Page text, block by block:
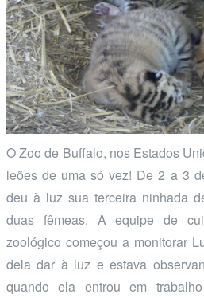
O Zoo de Buffalo, nos Estados
leões de uma só vez! De 2 a 3
deu à luz sua terceira ninhada
duas fêmeas. A equipe de
zoológico começou a monitorar
dela dar à luz e estava
quando ela entrou em